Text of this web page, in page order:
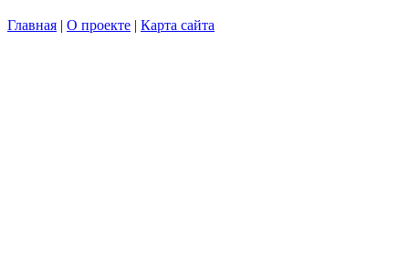
Главная | О проекте | Карта сайта